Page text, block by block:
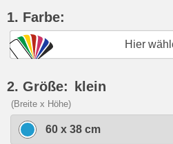
1. Farbe:
Hier
2. Größe: klein
(Breite x Höhe)
60 x 38 cm